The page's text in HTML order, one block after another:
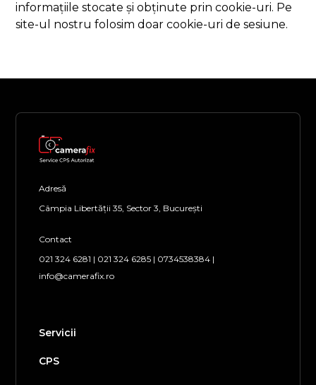
informațiile stocate și obținute prin cookie-uri. Pe
site-ul nostru folosim doar cookie-uri de sesiune.
Adresă
Câmpia Libertății 35, Sector 3, București
Contact
021 324 6281 | 021 324 6285 | 0734538384 |
info@camerafix.ro
Servicii
CPS